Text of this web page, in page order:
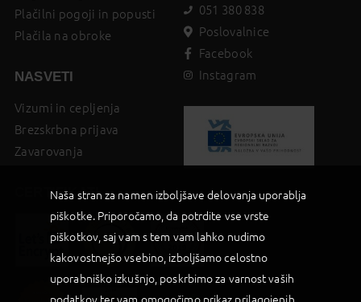
Plačilni pogoji in popusti
Plačila na obroke
NASVETI
Vizumi in cepljenja
Brezskrbna prijava
Zavarovanja
051 380 838
Poslovalnice
Facebook
Instagram
CERTIFIKATI
Naša stran za namen izboljšave delovanja uporablja
piškotke. Priporočamo, da potrdite vse vrste
piškotkov, saj vam s tem vam lahko nudimo
kakovostnejšo vsebino, izboljšamo celostno
uporabniško izkušnjo, poskrbimo za varnost vaših